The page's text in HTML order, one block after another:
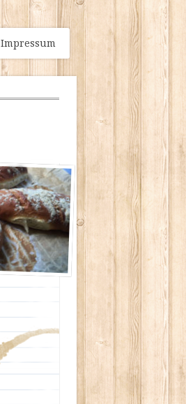
Impressum